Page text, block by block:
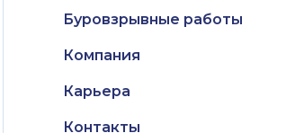
Буровзрывные работы
Компания
Карьера
Контакты